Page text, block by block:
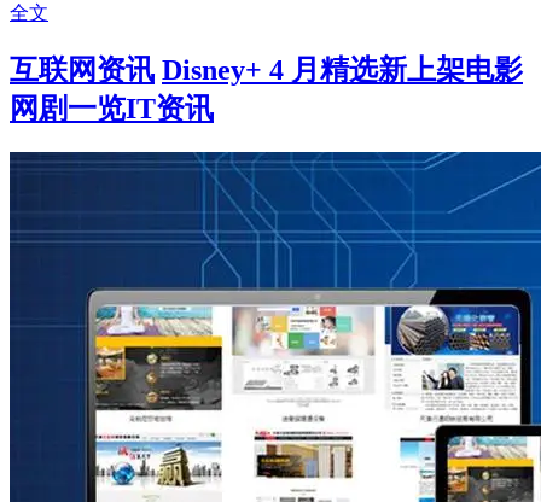
全文
互联网资讯 Disney+ 4 月精选新上架电影
网剧一览IT资讯